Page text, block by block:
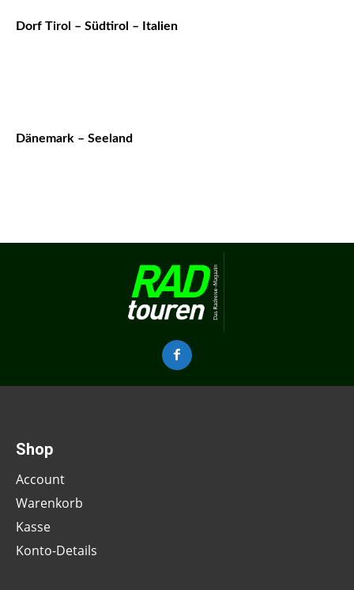
Dorf Tirol – Südtirol – Italien
Dänemark – Seeland
Shop
Account
Warenkorb
Kasse
Konto-Details